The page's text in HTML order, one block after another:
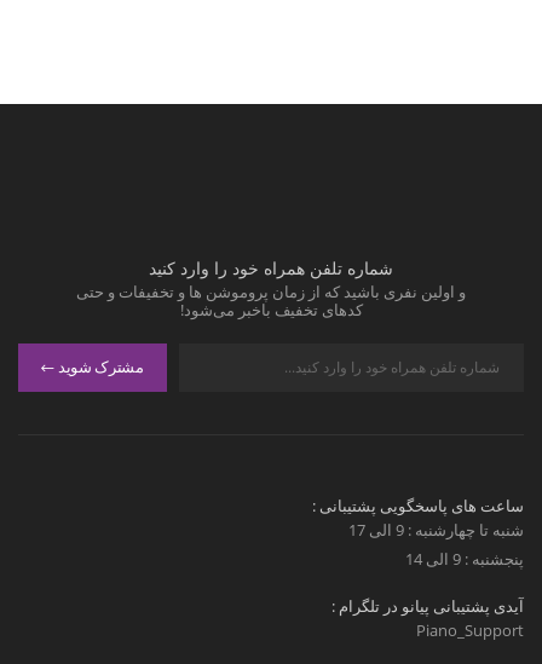
شماره تلفن همراه خود را وارد کنید
و اولین نفری باشید که از زمان پروموشن ها و تخفیفات و حتی
کدهای تخفیف باخبر می‌شود!
مشترک شوید
ساعت های پاسخگویی پشتیبانی :
شنبه تا چهارشنبه : 9 الی 17
پنجشنبه : 9 الی 14
آیدی پشتیبانی پیانو در تلگرام :
Piano_Support